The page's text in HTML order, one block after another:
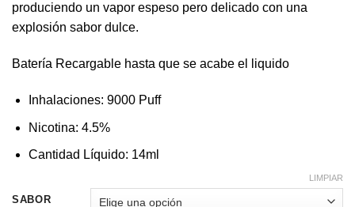
produciendo un vapor espeso pero delicado con una
explosión sabor dulce.
Batería Recargable hasta que se acabe el liquido
Inhalaciones: 9000 Puff
Nicotina: 4.5%
Cantidad Líquido: 14ml
SABOR
LIMPIAR